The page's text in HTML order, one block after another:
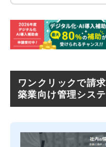
ワンクリックで請
築業向け管理シス